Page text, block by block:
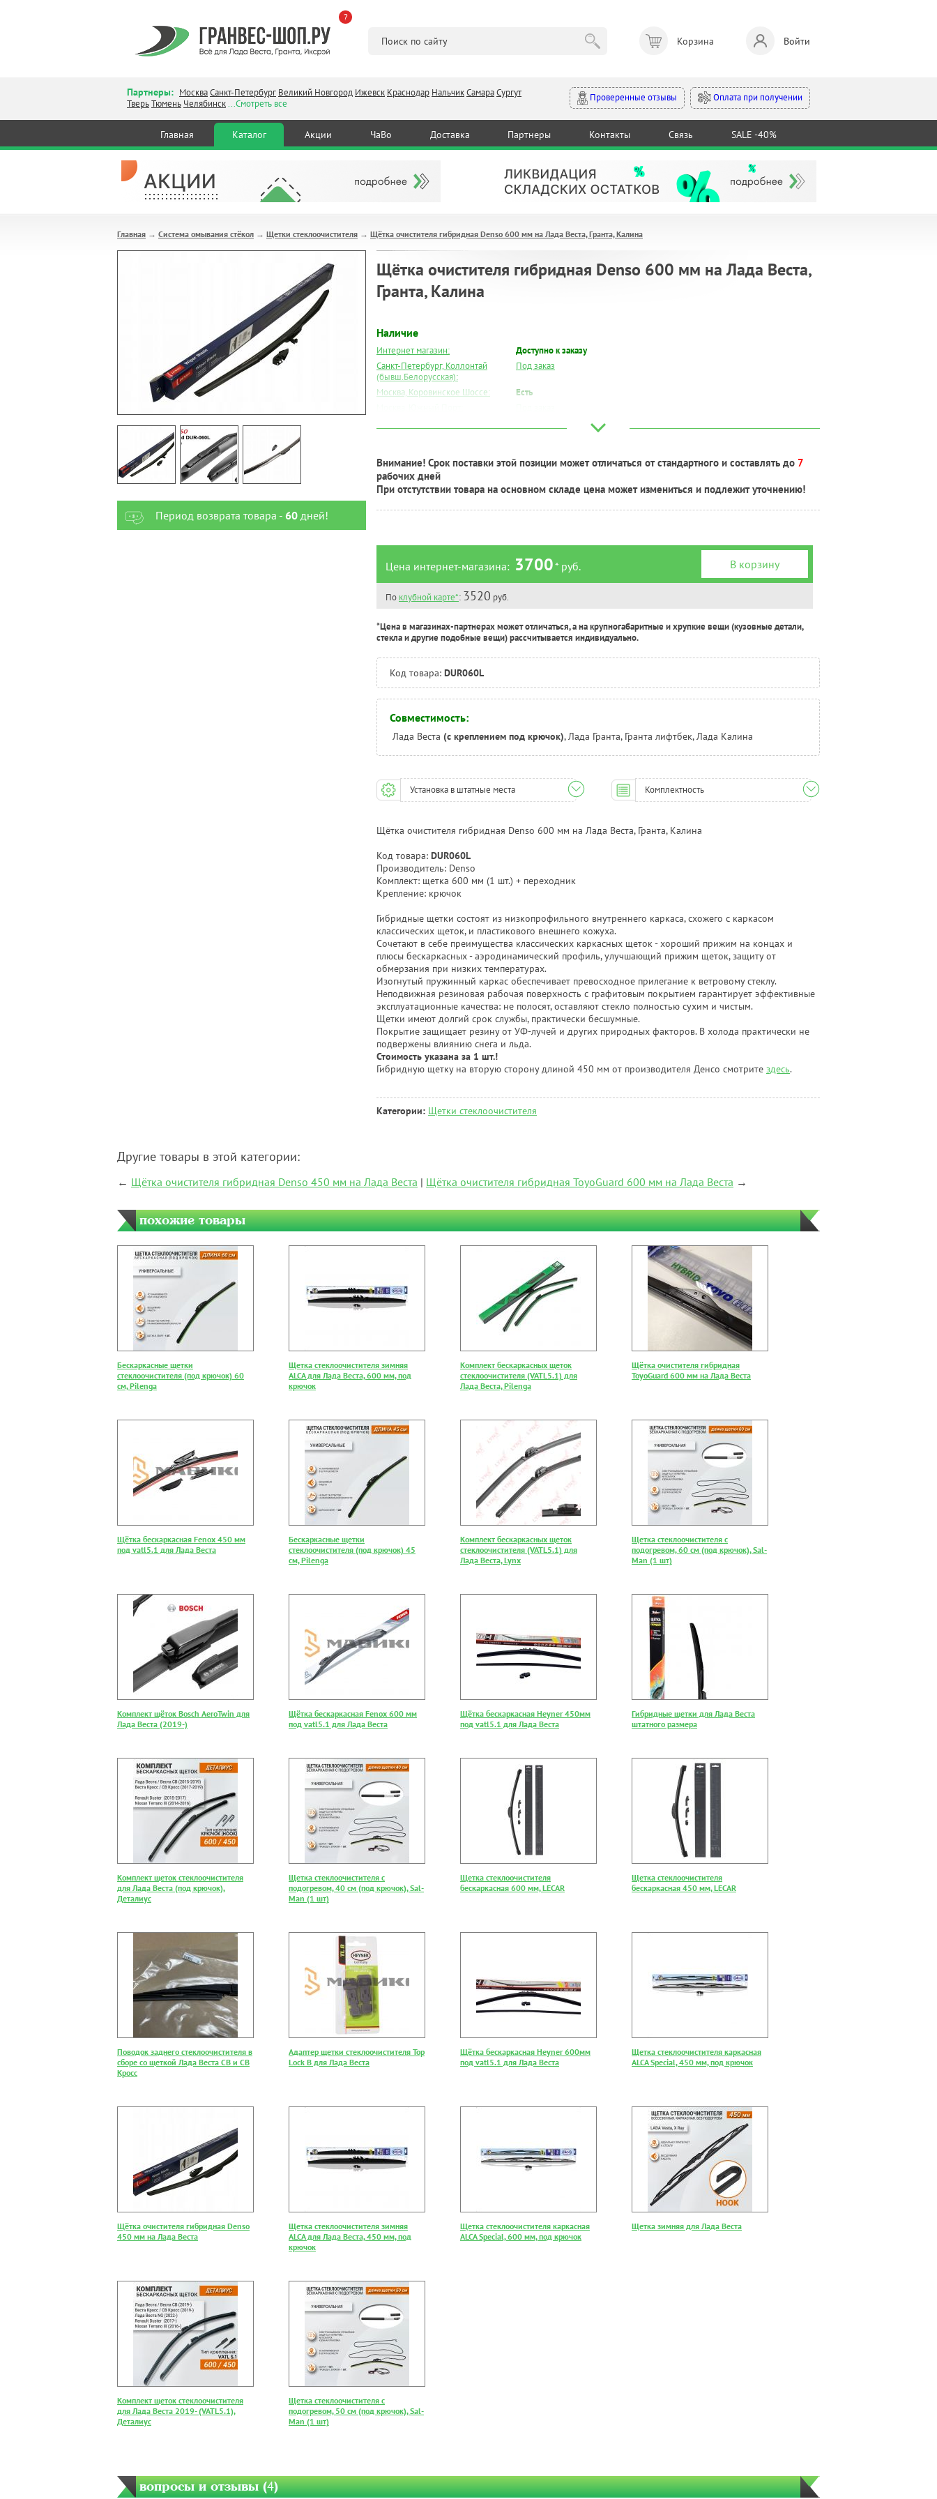
?
Корзина Войти
Партнеры: МоскваСанкт-Петербург Великий Новгород Ижевск Краснодар НальчикСамараСургут
ТверьТюмень Челябинск...Смотреть все
Проверенные отзывы Оплата при получении
Главная Каталог Акции ЧаВо Доставка Партнеры Контакты Связь SALE -40%
Главная → Система омывания стёкол → Щетки стеклоочистителя → Щётка очистителя гибридная Denso 600 мм на Лада Веста, Гранта, Калина
Период возврата товара - 60дней!
Щётка очистителя гибридная Denso 600 мм на Лада Веста,
Гранта, Калина
Наличие
Интернет магазин:
Доступно к заказу
Санкт-Петербург, Коллонтай
(бывш.Белорусская):
Под заказ
Москва, Коровинское Шоссе:
Есть
Самара:
Под заказ
Тверь:
Внимание! Срок поставки этой позиции может отличаться от стандартного и составлять до 7
рабочих дней
При отстутствии товара на основном складе цена может измениться и подлежит уточнению!
Цена интернет-магазина: 3700* руб. В корзину
По клубной карте*: 3520 руб.
*Цена в магазинах-партнерах может отличаться, а на крупногабаритные и хрупкие вещи (кузовные детали,
стекла и другие подобные вещи) рассчитывается индивидуально.
Код товара: DUR060L
Совместимость:
Лада Веста (с креплением под крючок), Лада Гранта, Гранта лифтбек, Лада Калина
Установка в штатные места Комплектность
Щётка очистителя гибридная Denso 600 мм на Лада Веста, Гранта, Калина
Код товара: DUR060L
Производитель: Denso
Комплект: щетка 600 мм (1 шт.) + переходник
Крепление: крючок
Гибридные щетки состоят из низкопрофильного внутреннего каркаса, схожего с каркасом
классических щеток, и пластикового внешнего кожуха.
Сочетают в себе преимущества классических каркасных щеток - хороший прижим на концах и
плюсы бескаркасных - аэродинамический профиль, улучшающий прижим щеток, защиту от
обмерзания при низких температурах.
Изогнутый пружинный каркас обеспечивает превосходное прилегание к ветровому стеклу.
Неподвижная резиновая рабочая поверхность с графитовым покрытием гарантирует эффективные
эксплуатационные качества: не полосят, оставляют стекло полностью сухим и чистым.
Щетки имеют долгий срок службы, практически бесшумные.
Покрытие защищает резину от УФ-лучей и других природных факторов. В холода практически не
подвержены влиянию снега и льда.
Стоимость указана за 1 шт.!
Гибридную щетку на вторую сторону длиной 450 мм от производителя Денсо смотрите здесь.
Категории: Щетки стеклоочистителя
Другие товары в этой категории:
← Щётка очистителя гибридная Denso 450 мм на Лада Веста | Щётка очистителя гибридная ToyoGuard 600 мм на Лада Веста →
похожие товары
Бескаркасные щетки
стеклоочистителя (под крючок) 60
см, Pilenga
Щетка стеклоочистителя зимняя
ALCA для Лада Веста, 600 мм, под
крючок
Комплект бескаркасных щеток
стеклоочистителя (VATL5.1) для
Лада Веста, Pilenga
Щётка очистителя гибридная
ToyoGuard 600 мм на Лада Веста
Щётка бескаркасная Fenox 450 мм
под vatl5.1 для Лада Веста
Бескаркасные щетки
стеклоочистителя (под крючок) 45
см, Pilenga
Комплект бескаркасных щеток
стеклоочистителя (VATL5.1) для
Лада Веста, Lynx
Щетка стеклоочистителя с
подогревом, 60 см (под крючок), Sal-
Man (1 шт)
Комплект щёток Bosch AeroTwin для
Лада Веста (2019-)
Щётка бескаркасная Fenox 600 мм
под vatl5.1 для Лада Веста
Щётка бескаркасная Heyner 450мм
под vatl5.1 для Лада Веста
Гибридные щетки для Лада Веста
штатного размера
Комплект щеток стеклоочистителя
для Лада Веста (под крючок),
Деталиус
Щетка стеклоочистителя с
подогревом, 40 см (под крючок), Sal-
Man (1 шт)
Щетка стеклоочистителя
бескаркасная 600 мм, LECAR
Щетка стеклоочистителя
бескаркасная 450 мм, LECAR
Поводок заднего стеклоочистителя в
сборе со щеткой Лада Веста СВ и СВ
Кросс
Адаптер щетки стеклоочистителя Top
Lock B для Лада Веста
Щётка бескаркасная Heyner 600мм
под vatl5.1 для Лада Веста
Щетка стеклоочистителя каркасная
ALCA Special, 450 мм, под крючок
Щётка очистителя гибридная Denso
450 мм на Лада Веста
Щетка стеклоочистителя зимняя
ALCA для Лада Веста, 450 мм, под
крючок
Щетка стеклоочистителя каркасная
ALCA Special, 600 мм, под крючок
Щетка зимняя для Лада Веста
Комплект щеток стеклоочистителя
для Лада Веста 2019- (VATL5.1),
Деталиус
Щетка стеклоочистителя с
подогревом, 50 см (под крючок), Sal-
Man (1 шт)
вопросы и отзывы (4)